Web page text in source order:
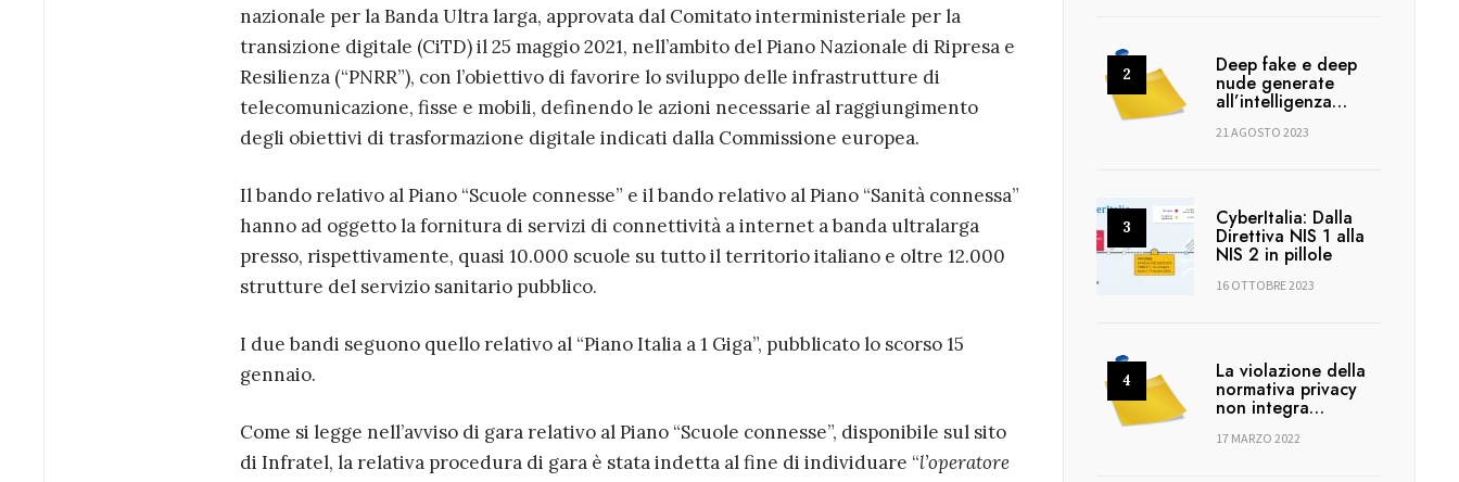
nazionale per la Banda Ultra larga, approvata dal Comitato interministeriale per la
transizione digitale (CiTD) il 25 maggio 2021, nell’ambito del Piano Nazionale di Ripresa e
Resilienza (“PNRR”), con l’obiettivo di favorire lo sviluppo delle infrastrutture di
telecomunicazione, fisse e mobili, definendo le azioni necessarie al raggiungimento
degli obiettivi di trasformazione digitale indicati dalla Commissione europea.
Il bando relativo al Piano “Scuole connesse” e il bando relativo al Piano “Sanità connessa”
hanno ad oggetto la fornitura di servizi di connettività a internet a banda ultralarga
presso, rispettivamente, quasi 10.000 scuole su tutto il territorio italiano e oltre 12.000
strutture del servizio sanitario pubblico.
I due bandi seguono quello relativo al “Piano Italia a 1 Giga”, pubblicato lo scorso 15
gennaio.
Come si legge nell’avviso di gara relativo al Piano “Scuole connesse”, disponibile sul sito
di Infratel, la relativa procedura di gara è stata indetta al fine di individuare “l’operatore
Deep fake e deep
nude generate
all’intelligenza…
21 AGOSTO 2023
CyberItalia: Dalla
Direttiva NIS 1 alla
NIS 2 in pillole
16 OTTOBRE 2023
La violazione della
normativa privacy
non integra…
17 MARZO 2022